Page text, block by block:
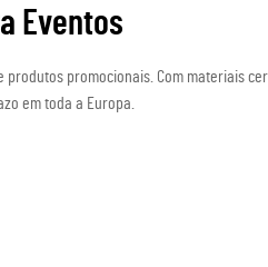
Eventos
promocionais. Com materiais
em toda a Europa.